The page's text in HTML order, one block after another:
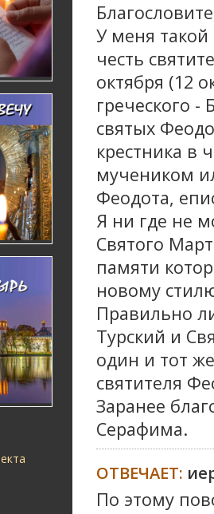
У меня такой
честь
октября (12
греческого
святых
крестника в
мучеником
Феодота,
Я ни где не
Святого
памяти
новому
Правильно
Турский и
один и тот
святителя
Заранее
Серафима.
ОТВЕЧАЕТ:
По этому